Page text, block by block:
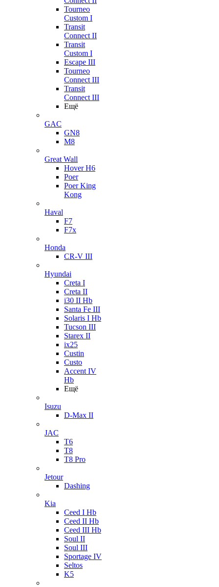
Tourneo
Custom I
Transit
Connect II
Transit
Custom I
Escape III
Tourneo
Connect III
Transit
Connect III
Ещё
GAC
GN8
M8
Great Wall
Hover H6
Poer
Poer King
Kong
Haval
F7
F7x
Honda
CR-V III
Hyundai
Creta I
Creta II
i30 II Hb
Santa Fe III
Solaris I Hb
Tucson III
Starex II
ix25
Custin
Custo
Accent IV
Hb
Ещё
Isuzu
D-Max II
JAC
T6
T8
T8 Pro
Jetour
Dashing
Kia
Ceed I Hb
Ceed II Hb
Ceed III Hb
Soul II
Soul III
Sportage IV
Seltos
K5